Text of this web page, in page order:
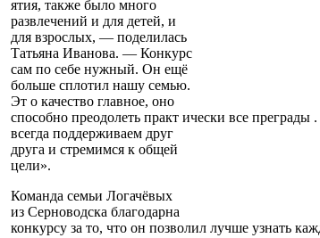
ятия, также было много
развлечений и для детей, и
для взрослых, — поделилась
Татьяна Иванова. — Конкурс
сам по себе нужный. Он ещё
больше сплотил нашу семью.
Эт о качество главное, оно
способно преодолеть практ ически все
всегда поддерживаем друг
друга и стремимся к общей
цели».
Команда семьи Логачёвых
из Серноводска благодарна
конкурсу за то, что он позволил лучше узнать